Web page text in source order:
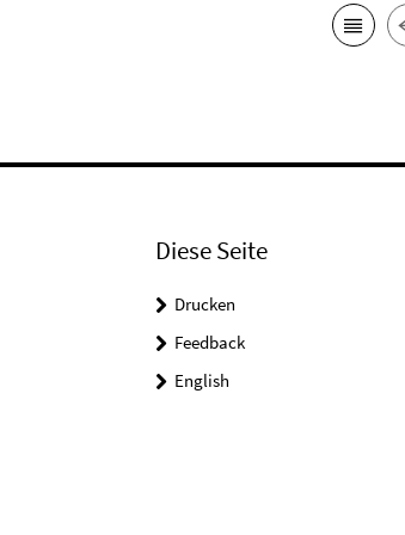
Diese Seite
Drucken
Feedback
English